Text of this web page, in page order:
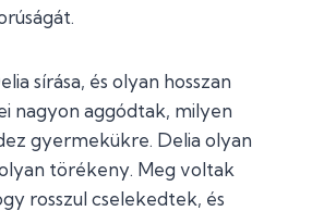
sírása, és olyan hosszan
nagyon aggódtak, milyen
gyermekükre. Delia olyan
törékeny. Meg voltak
rosszul cselekedtek, és